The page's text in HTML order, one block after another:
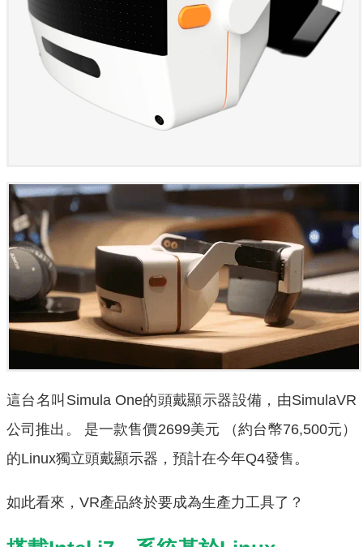
這台名叫Simula One的頭戴顯示器設備，由SimulaVR
公司推出。 是一款售價2699美元 （約台幣76,500元）
的Linux獨立頭戴顯示器，預計在今年Q4發售。
如此看來，VR產品終於要成為生產力工具了？